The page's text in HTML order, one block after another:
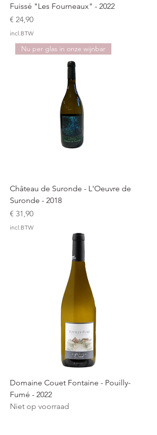
Fuissé "Les Fourneaux" - 2022
Prijs
€ 24,90
incl.BTW
Nu per glas in onze wijnbar
Château de Suronde - L'Oeuvre de
Suronde - 2018
Prijs
€ 31,90
incl.BTW
Domaine Couet Fontaine - Pouilly-
Fumé - 2022
Niet op voorraad